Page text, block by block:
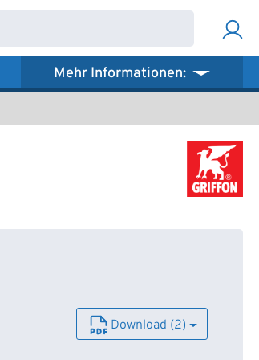
Mehr Informationen:
Download (2)